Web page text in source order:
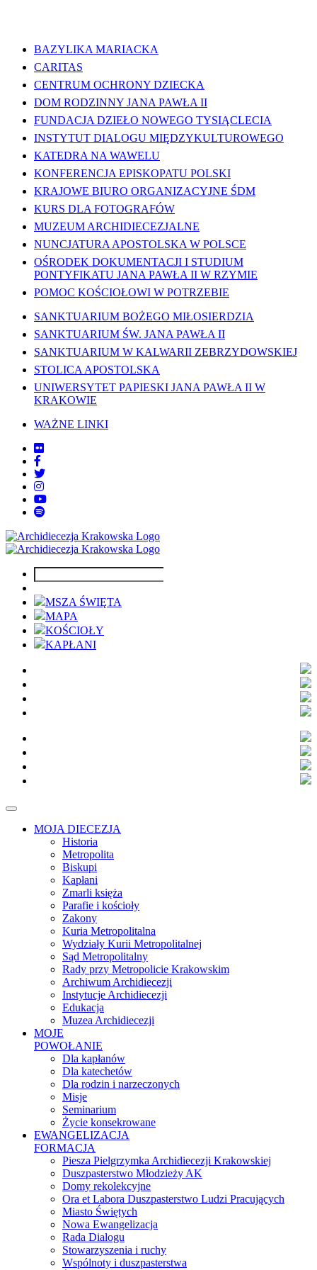
BAZYLIKA MARIACKA
CARITAS
CENTRUM OCHRONY DZIECKA
DOM RODZINNY JANA PAWŁA II
FUNDACJA DZIEŁO NOWEGO TYSIĄCLECIA
INSTYTUT DIALOGU MIĘDZYKULTUROWEGO
KATEDRA NA WAWELU
KONFERENCJA EPISKOPATU POLSKI
KRAJOWE BIURO ORGANIZACYJNE ŚDM
KURS DLA FOTOGRAFÓW
MUZEUM ARCHIDIECEZJALNE
NUNCJATURA APOSTOLSKA W POLSCE
OŚRODEK DOKUMENTACJI I STUDIUM
PONTYFIKATU JANA PAWŁA II W RZYMIE
POMOC KOŚCIOŁOWI W POTRZEBIE
SANKTUARIUM BOŻEGO MIŁOSIERDZIA
SANKTUARIUM ŚW. JANA PAWŁA II
SANKTUARIUM W KALWARII ZEBRZYDOWSKIEJ
STOLICA APOSTOLSKA
UNIWERSYTET PAPIESKI JANA PAWŁA II W
KRAKOWIE
WAŻNE LINKI
MSZA ŚWIĘTA
MAPA
KOŚCIOŁY
KAPŁANI
MOJA DIECEZJA
Historia
Metropolita
Biskupi
Kapłani
Zmarli księża
Parafie i kościoły
Zakony
Kuria Metropolitalna
Wydziały Kurii Metropolitalnej
Sąd Metropolitalny
Rady przy Metropolicie Krakowskim
Archiwum Archidiecezji
Instytucje Archidiecezji
Edukacja
Muzea Archidiecezji
MOJE
POWOŁANIE
Dla kapłanów
Dla katechetów
Dla rodzin i narzeczonych
Misje
Seminarium
Życie konsekrowane
EWANGELIZACJA
FORMACJA
Piesza Pielgrzymka Archidiecezji Krakowskiej
Duszpasterstwo Młodzieży AK
Domy rekolekcyjne
Ora et Labora Duszpasterstwo Ludzi Pracujących
Miasto Świętych
Nowa Ewangelizacja
Rada Dialogu
Stowarzyszenia i ruchy
Wspólnoty i duszpasterstwa